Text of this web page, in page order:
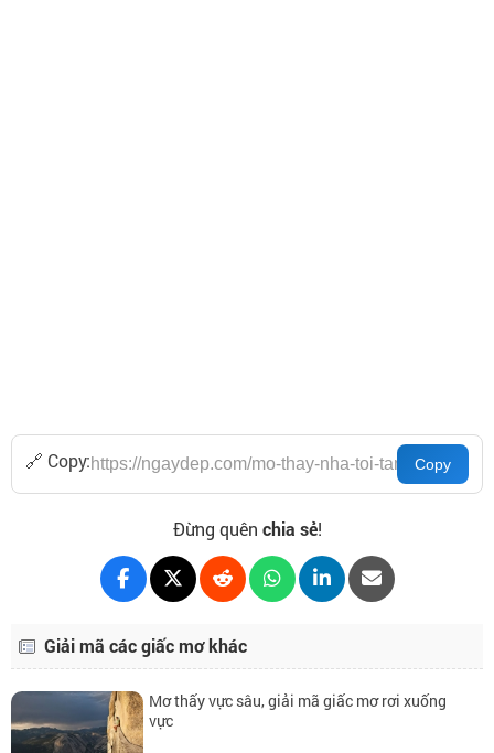
🔗 Copy:
Đừng quên chia sẻ!
Giải mã các giấc mơ khác
Mơ thấy vực sâu, giải mã giấc mơ rơi xuống
vực